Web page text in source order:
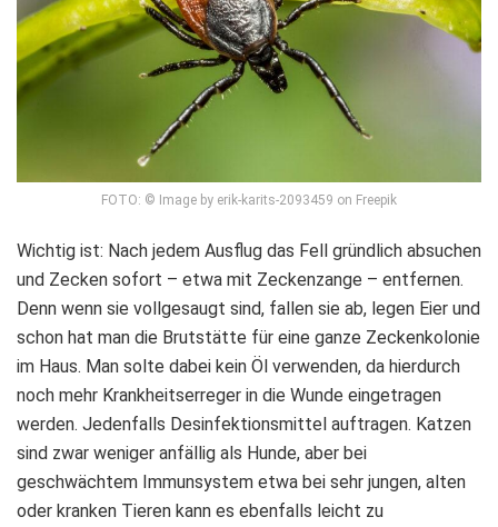
FOTO: © Image by erik-karits-2093459 on Freepik
Wichtig ist: Nach jedem Ausflug das Fell gründlich absuchen
und Zecken sofort – etwa mit Zeckenzange – entfernen.
Denn wenn sie vollgesaugt sind, fallen sie ab, legen Eier und
schon hat man die Brutstätte für eine ganze Zeckenkolonie
im Haus. Man solte dabei kein Öl verwenden, da hierdurch
noch mehr Krankheitserreger in die Wunde eingetragen
werden. Jedenfalls Desinfektionsmittel auftragen. Katzen
sind zwar weniger anfällig als Hunde, aber bei
geschwächtem Immunsystem etwa bei sehr jungen, alten
oder kranken Tieren kann es ebenfalls leicht zu